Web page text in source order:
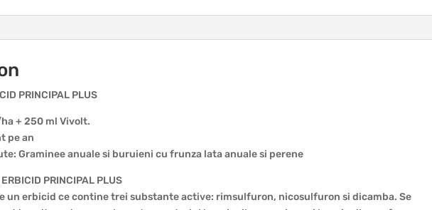
PRINCIPAL PLUS
+ 250 ml Vivolt.
pe an
Graminee anuale si buruieni cu frunza lata anuale si perene
PRINCIPAL PLUS
un erbicid ce contine trei substante active: rimsulfuron, nicosulfuron si dicamba. Se